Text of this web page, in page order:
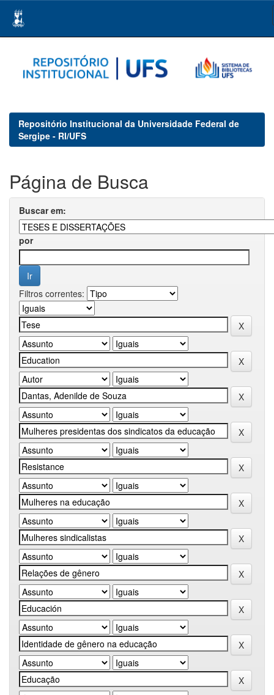
navigation
Repositório Institucional da Universidade Federal de
Sergipe - RI/UFS
Página de Busca
Buscar em:
por
Filtros correntes: